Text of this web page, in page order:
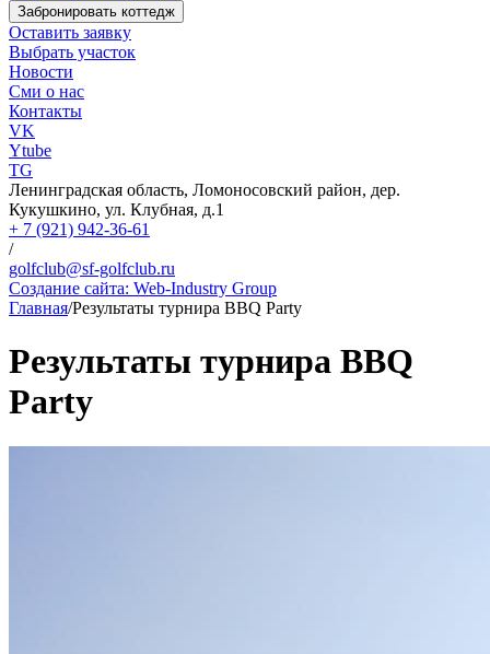
Забронировать коттедж
Оставить заявку
Выбрать участок
Новости
Сми о нас
Контакты
VK
Ytube
TG
Ленинградская область, Ломоносовский район, дер.
Кукушкино, ул. Клубная, д.1
+ 7 (921) 942-36-61
/
golfclub@sf-golfclub.ru
Создание сайта: Web-Industry Group
Главная/Результаты турнира BBQ Party
Результаты турнира BBQ
Party